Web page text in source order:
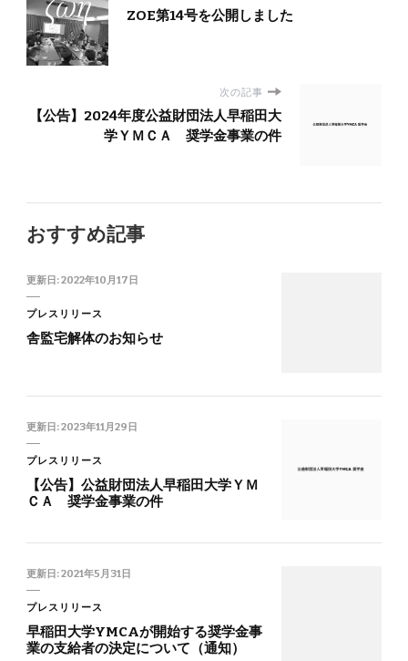
ZOE第14号を公開しました
次の記事
【公告】2024年度公益財団法人早稲田大
学ＹＭＣＡ 奨学金事業の件
おすすめ記事
更新日:2022年10月17日
プレスリリース
舎監宅解体のお知らせ
更新日:2023年11月29日
プレスリリース
【公告】公益財団法人早稲田大学ＹＭ
ＣＡ 奨学金事業の件
更新日:2021年5月31日
プレスリリース
早稲田大学YMCAが開始する奨学金事
業の支給者の決定について（通知）